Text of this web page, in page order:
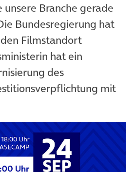
Branche gerade
Bundesregierung hat
Filmstandort
hat ein
des
mit